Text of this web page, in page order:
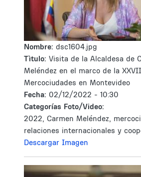
Nombre: dsc1604.jpg
Tìtulo: Visita de la Alcaldesa de
Meléndez en el marco de la
Mercociudades en Montevideo
Fecha: 02/12/2022 - 10:30
Categorías Foto/Video:
2022, Carmen Meléndez,
relaciones internacionales y
Descargar Imagen